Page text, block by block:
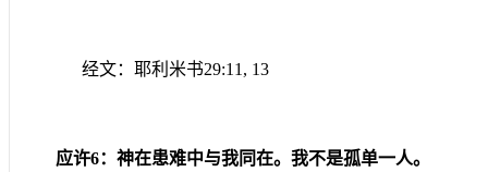
经文：耶利米书29:11, 13
应许6：神在患难中与我同在。我不是孤单一人。